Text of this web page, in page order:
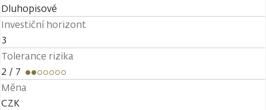
Dluhopisové
Investiční horizont
3
Tolerance rizika
2 / 7
Měna
CZK